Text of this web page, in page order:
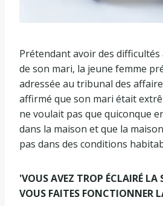
Prétendant avoir des difficultés
de son mari, la jeune femme
adressée au tribunal des
affirmé que son mari était
ne voulait pas que quiconque
dans la maison et que la
pas dans des conditions
'VOUS AVEZ TROP ÉCLAIRÉ LA
VOUS FAITES FONCTIONNER